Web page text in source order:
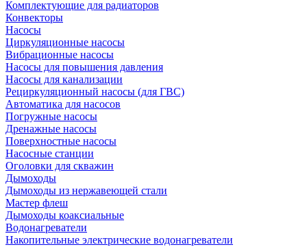
Комплектующие для радиаторов
Конвекторы
Насосы
Циркуляционные насосы
Вибрационные насосы
Насосы для повышения давления
Насосы для канализации
Рециркуляционный насосы (для ГВС)
Автоматика для насосов
Погружные насосы
Дренажные насосы
Поверхностные насосы
Насосные станции
Оголовки для скважин
Дымоходы
Дымоходы из нержавеющей стали
Мастер флеш
Дымоходы коаксиальные
Водонагреватели
Накопительные электрические водонагреватели